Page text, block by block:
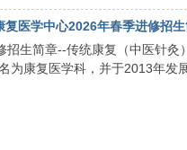
医学中心2026年春季进修招
生简章--传统康复（中医针
康复医学科，并于2013年发